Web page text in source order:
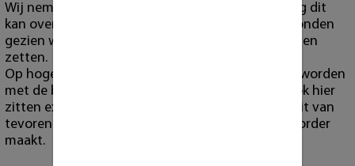
Wij nemen spoed gevallen aan mits onze planning dit
kan overzien. Hiervoor zijn wel extra kosten verbonden
gezien wij actieve orders hiervoor op pauze moeten
zetten.
Op hoge uitzondering kan dit ook gecombineert worden
met de bezorging buiten de reguliere dagen. Oook hier
zitten extra kosten aan verbonden. Ook dient u dit van
tevoren met ons te communiceren voordat u de order
maakt.